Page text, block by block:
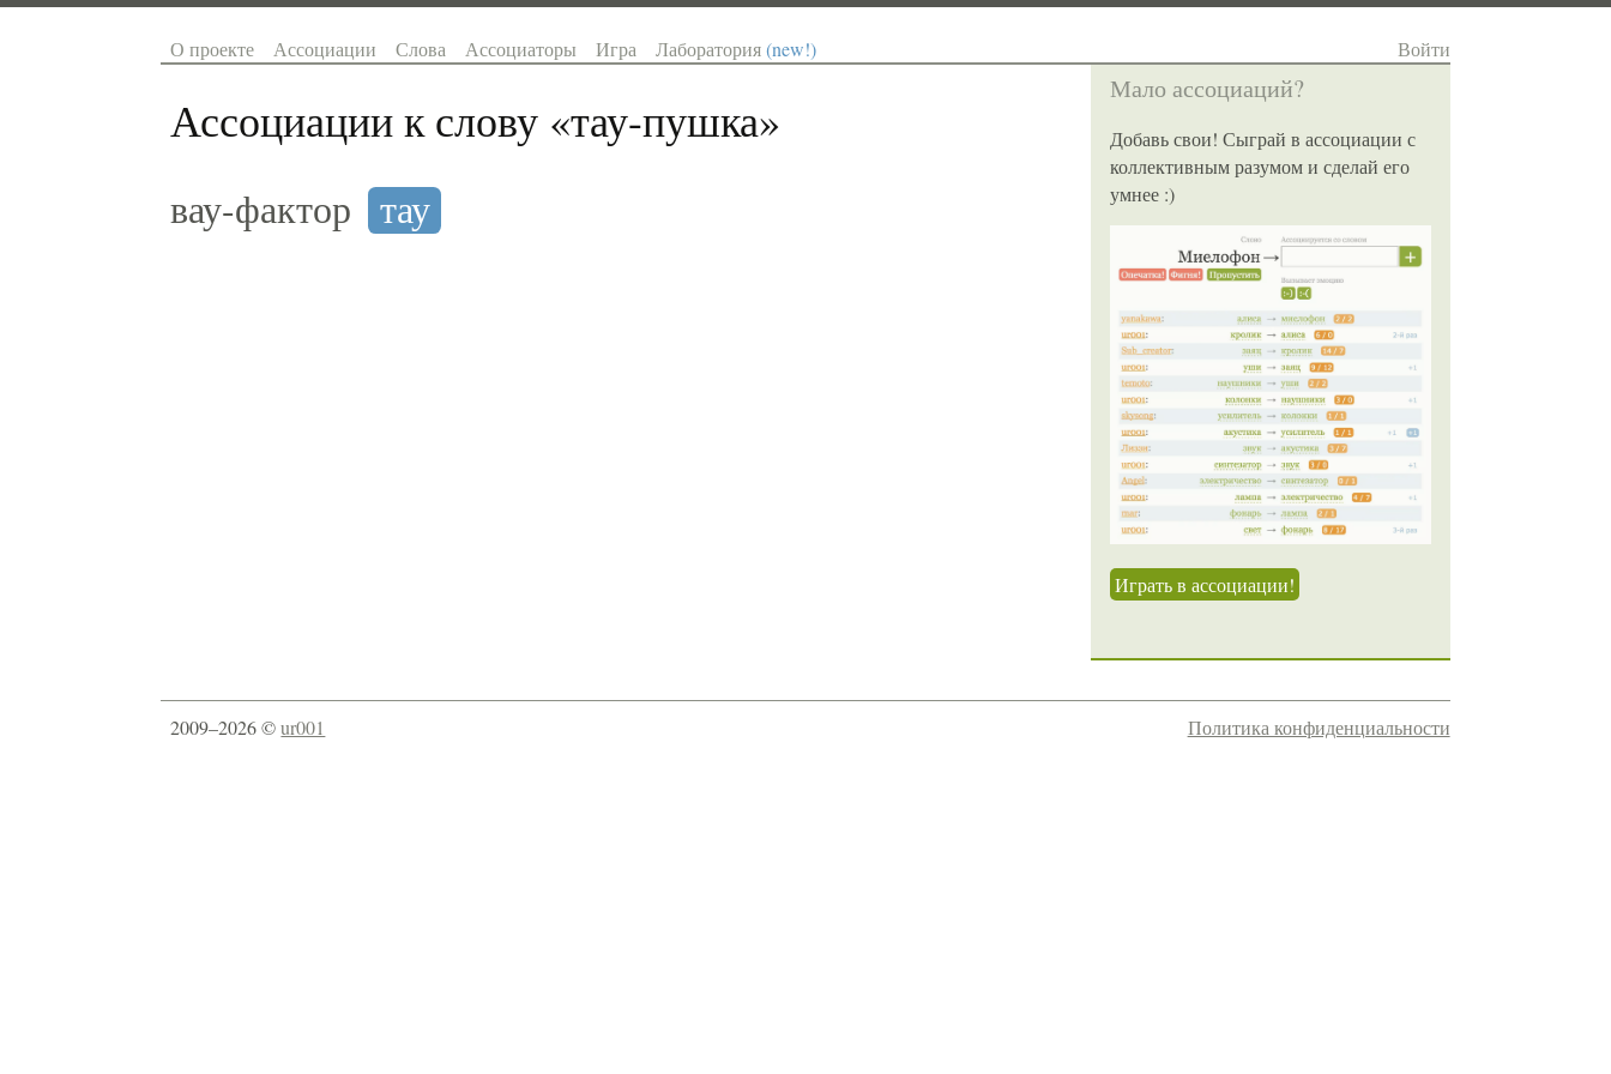
О проекте Ассоциации Слова Ассоциаторы Игра Лаборатория(new!) Войти
Ассоциации к слову «тау-пушка»
вау-фактор тау
Мало ассоциаций?
Добавь свои! Сыграй в ассоциации с
коллективным разумом и сделай его
умнее :)
Играть в ассоциации!
2009–2026 ©ur001 Политика конфиденциальности